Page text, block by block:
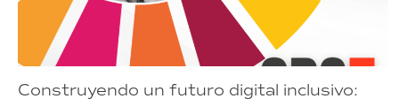
Construyendo un futuro digital inclusivo: